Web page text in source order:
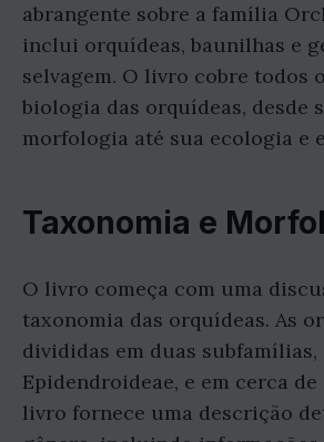
abrangente sobre a família
inclui orquídeas, baunilhas e
selvagem. O livro cobre todos
biologia das orquídeas, desde
morfologia até sua ecologia e
Taxonomia e
O livro começa com uma
taxonomia das orquídeas. As
divididas em duas
Epidendroideae, e em cerca de
livro fornece uma descrição